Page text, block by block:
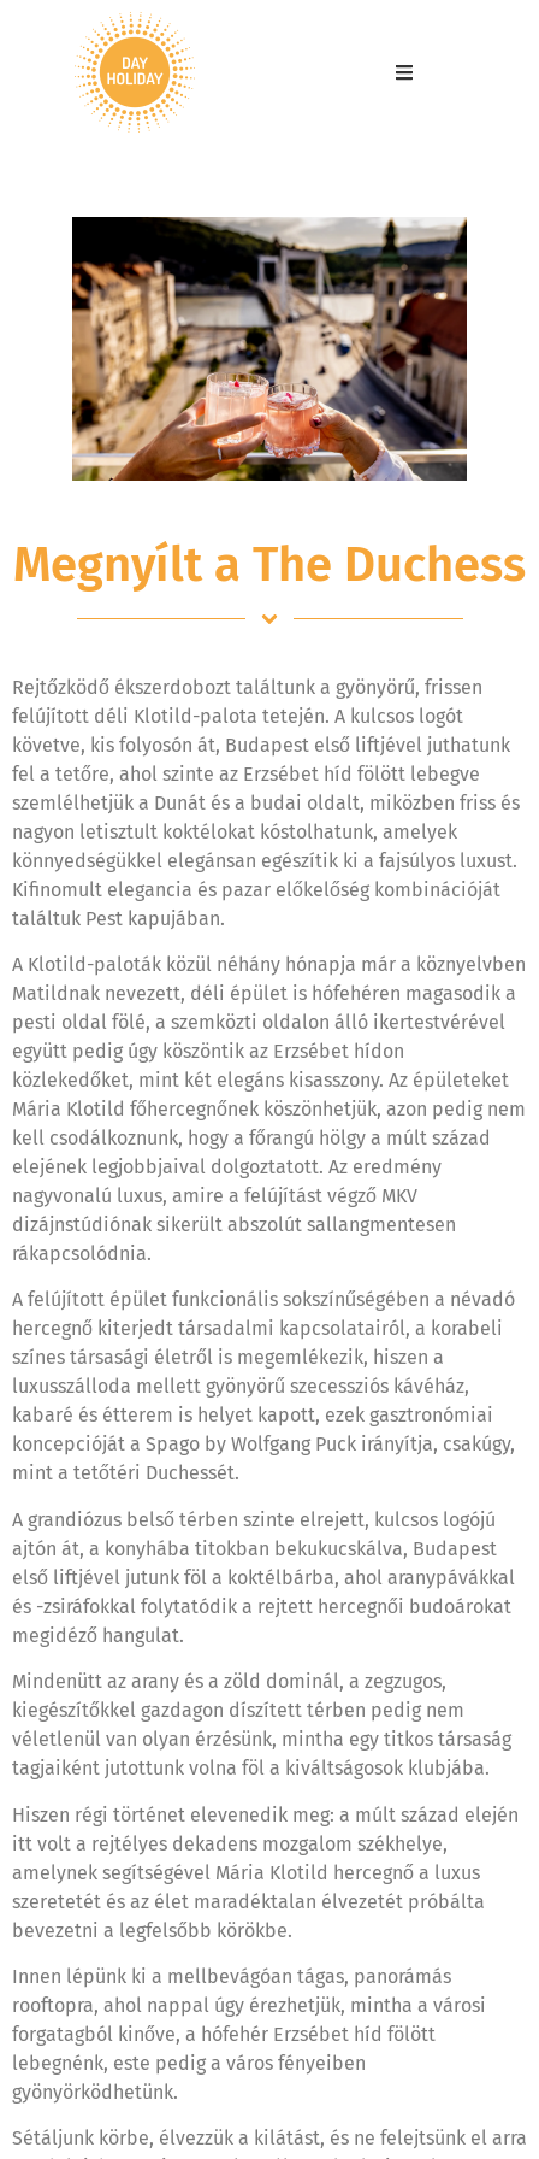
Megnyílt a The Duchess
Rejtőzködő ékszerdobozt találtunk a gyönyörű, frissen
felújított déli Klotild-palota tetején. A kulcsos logót
követve, kis folyosón át, Budapest első liftjével juthatunk
fel a tetőre, ahol szinte az Erzsébet híd fölött lebegve
szemlélhetjük a Dunát és a budai oldalt, miközben friss és
nagyon letisztult koktélokat kóstolhatunk, amelyek
könnyedségükkel elegánsan egészítik ki a fajsúlyos luxust.
Kifinomult elegancia és pazar előkelőség kombinációját
találtuk Pest kapujában.
A Klotild-paloták közül néhány hónapja már a köznyelvben
Matildnak nevezett, déli épület is hófehéren magasodik a
pesti oldal fölé, a szemközti oldalon álló ikertestvérével
együtt pedig úgy köszöntik az Erzsébet hídon
közlekedőket, mint két elegáns kisasszony. Az épületeket
Mária Klotild főhercegnőnek köszönhetjük, azon pedig nem
kell csodálkoznunk, hogy a főrangú hölgy a múlt század
elejének legjobbjaival dolgoztatott. Az eredmény
nagyvonalú luxus, amire a felújítást végző MKV
dizájnstúdiónak sikerült abszolút sallangmentesen
rákapcsolódnia.
A felújított épület funkcionális sokszínűségében a névadó
hercegnő kiterjedt társadalmi kapcsolatairól, a korabeli
színes társasági életről is megemlékezik, hiszen a
luxusszálloda mellett gyönyörű szecessziós kávéház,
kabaré és étterem is helyet kapott, ezek gasztronómiai
koncepcióját a Spago by Wolfgang Puck irányítja, csakúgy,
mint a tetőtéri Duchessét.
A grandiózus belső térben szinte elrejett, kulcsos logójú
ajtón át, a konyhába titokban bekukucskálva, Budapest
első liftjével jutunk föl a koktélbárba, ahol aranypávákkal
és -zsiráfokkal folytatódik a rejtett hercegnői budoárokat
megidéző hangulat.
Mindenütt az arany és a zöld dominál, a zegzugos,
kiegészítőkkel gazdagon díszített térben pedig nem
véletlenül van olyan érzésünk, mintha egy titkos társaság
tagjaiként jutottunk volna föl a kiváltságosok klubjába.
Hiszen régi történet elevenedik meg: a múlt század elején
itt volt a rejtélyes dekadens mozgalom székhelye,
amelynek segítségével Mária Klotild hercegnő a luxus
szeretetét és az élet maradéktalan élvezetét próbálta
bevezetni a legfelsőbb körökbe.
Innen lépünk ki a mellbevágóan tágas, panorámás
rooftopra, ahol nappal úgy érezhetjük, mintha a városi
forgatagból kinőve, a hófehér Erzsébet híd fölött
lebegnénk, este pedig a város fényeiben
gyönyörködhetünk.
Sétáljunk körbe, élvezzük a kilátást, és ne felejtsünk el arra